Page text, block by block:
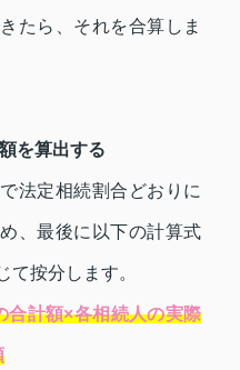
たら、それを合算しま
を算出する
法定相続割合どおりに
、最後に以下の計算式
て按分します。
合計額×各相続人の実際